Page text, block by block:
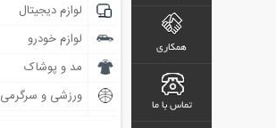
همکاری
تماس با ما
لوازم دیجیتال
لوازم خودرو
مد و پوشاک
ورزشی و سرگرمی